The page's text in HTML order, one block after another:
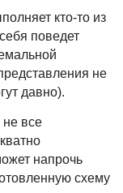
кто-то из
поведет
не
давно).
не все
напрочь
схему